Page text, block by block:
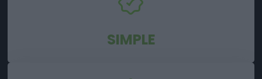
SIMPLE